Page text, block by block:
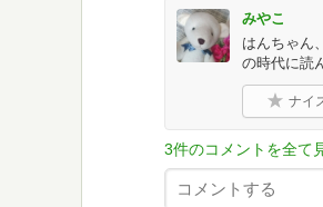
みやこ
はんちゃん
の時代に読
ナイ
3件のコメントを全て